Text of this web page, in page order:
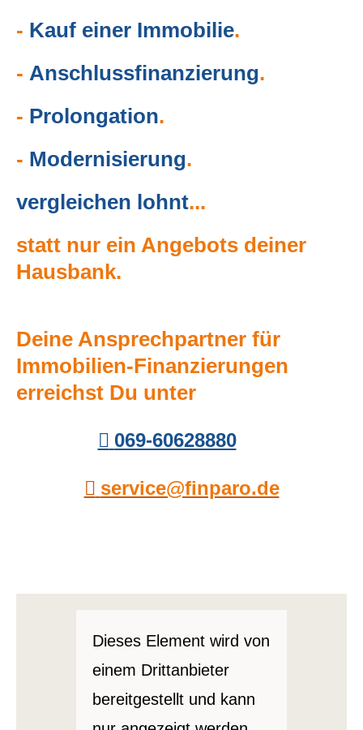
- Kauf einer Immobilie.
- Anschlussfinanzierung.
- Prolongation.
- Modernisierung.
ver­gleichen lohnt...
statt nur ein Angebots deiner
Hausbank.
Deine Ansprechpartner für
Immobilien-Finanzierungen
erreichst Du unter
069-60628880
service@finparo.de
Dieses Element wird von
einem Drittanbieter
bereitgestellt und kann